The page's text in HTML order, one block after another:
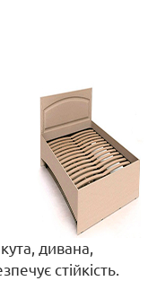
дивана,
стійкість.